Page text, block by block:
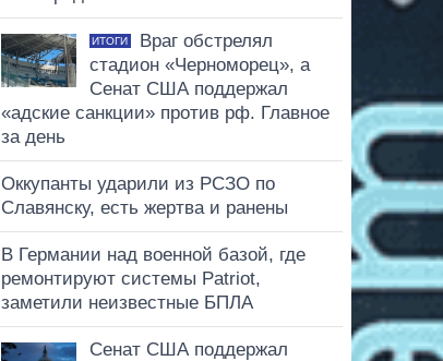
ИТОГИ
Враг обстрелял
стадион «Черноморец», а
Сенат США поддержал
«адские санкции» против рф. Главное
за день
Оккупанты ударили из РСЗО по
Славянску, есть жертва и ранены
В Германии над военной базой, где
ремонтируют системы Patriot,
заметили неизвестные БПЛА
Сенат США поддержал